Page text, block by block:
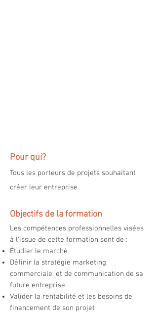
Pour qui?
Tous les porteurs de projets souhaitant
créer leur entreprise
Objectifs de la formation
Les compétences professionnelles visées
à l’issue de cette formation sont de :
Étudier le marché
Définir la stratégie marketing,
commerciale, et de communication de sa
future entreprise
Valider la rentabilité et les besoins de
financement de son projet